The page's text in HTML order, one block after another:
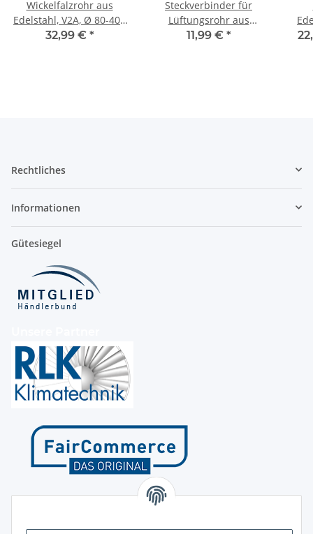
Wickelfalzrohr aus
Edelstahl, V2A, Ø 80-400
mm, 1,5 m
32,99 € *
Steckverbinder für
Lüftungsrohr aus
Edelstahl V2A (Nippel),
11,99 € *
Rechtliches
Informationen
Gütesiegel
Höffgeshofweg 14